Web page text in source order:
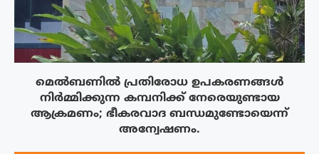
മെൽബണിൽ പ്രതിരോധ ഉപകരണങ്ങൾ
നിർമ്മിക്കുന്ന കമ്പനിക്ക് നേരെയുണ്ടായ
ആക്രമണം; ഭീകരവാദ ബന്ധമുണ്ടോയെന്ന്
അന്വേഷണം.